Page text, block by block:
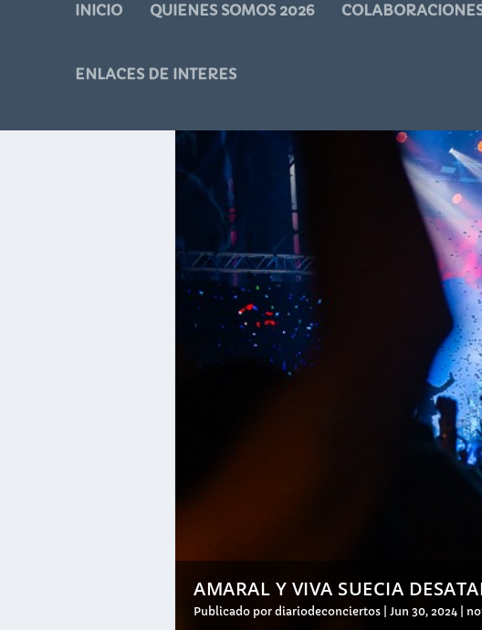
INICIO QUIENES SOMOS 2026
ENLACES DE INTERES
AMARAL Y VIVA SUECIA
Publicado por diariodeconciertos Jun 30, 2024